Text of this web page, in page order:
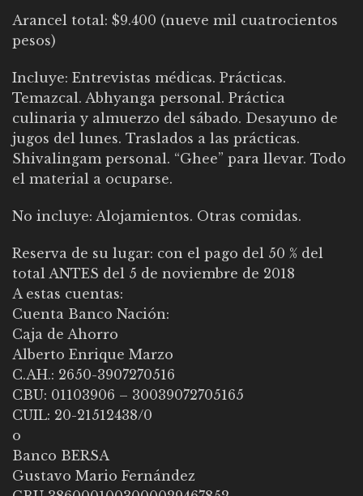
Arancel total: $9.400 (nueve mil cuatrocientos
pesos)
Incluye: Entrevistas médicas. Prácticas.
Temazcal. Abhyanga personal. Práctica
culinaria y almuerzo del sábado. Desayuno de
jugos del lunes. Traslados a las prácticas.
Shivalingam personal. “Ghee” para llevar. Todo
el material a ocuparse.
No incluye: Alojamientos. Otras comidas.
Reserva de su lugar: con el pago del 50 % del
total ANTES del 5 de noviembre de 2018
A estas cuentas:
Cuenta Banco Nación:
Caja de Ahorro
Alberto Enrique Marzo
C.AH.: 2650-3907270516
CBU: 01103906 – 30039072705165
CUIL: 20-21512438/0
o
Banco BERSA
Gustavo Mario Fernández